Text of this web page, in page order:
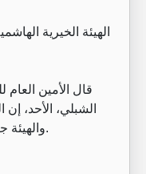
الهيئة الخيرية
قال الأمين العام
الشبلي، الأحد، إن
والهيئة جار لإيصال المساعدات إلى قطاع غزة.